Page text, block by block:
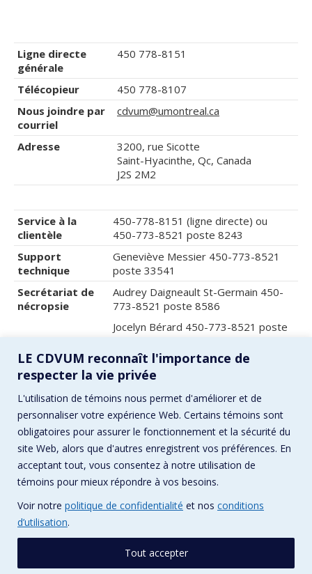
LE CDVUM reconnaît l'importance de
respecter la vie privée
L'utilisation de témoins nous permet d'améliorer et de
personnaliser votre expérience Web. Certains témoins sont
obligatoires pour assurer le fonctionnement et la sécurité du
site Web, alors que d'autres enregistrent vos préférences. En
acceptant tout, vous consentez à notre utilisation de
témoins pour mieux répondre à vos besoins.
Voir notre politique de confidentialité et nos conditions
d’utilisation.
Tout accepter
Ligne directe
générale
450 778-8151
Télécopieur
450 778-8107
Nous joindre par
courriel
cdvum@umontreal.ca
Adresse
3200, rue Sicotte
Saint-Hyacinthe, Qc, Canada
J2S 2M2
Service à la
clientèle
450-778-8151 (ligne directe) ou
450-773-8521 poste 8243
Support
technique
Geneviève Messier 450-773-8521
poste 33541
Secrétariat de
nécropsie
Audrey Daigneault St-Germain 450-
773-8521 poste 8586
Jocelyn Bérard 450-773-8521 poste
Service de
facturation
Nadine Messier,450-773-8521
poste 8444
Réception des
échantillons
Consulter le plan